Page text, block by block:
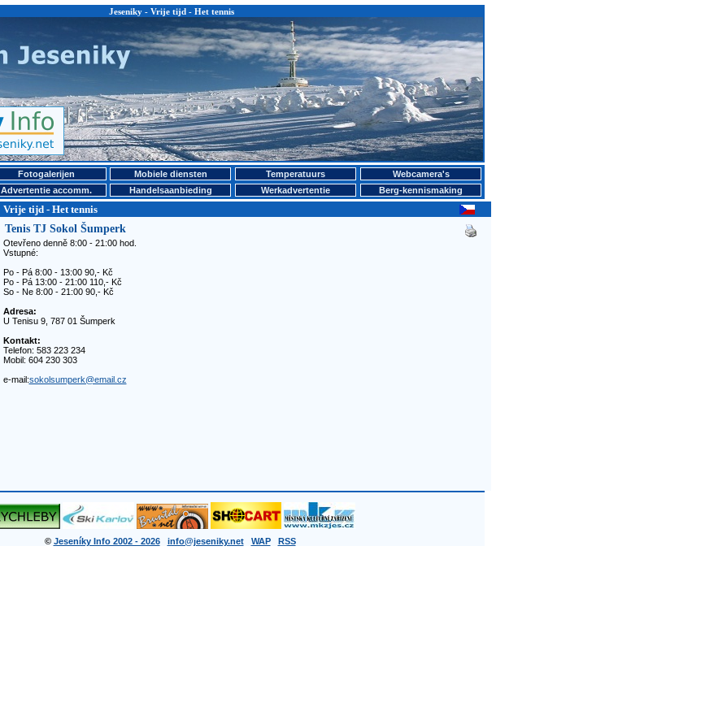
Jeseniky - Vrije tijd - Het tennis
Fotogalerijen Mobiele diensten Temperatuurs
Webcamera's
Advertentie accomm. Handelsaanbieding Werkadvertentie
Berg-kennismaking
Vrije tijd - Het tennis
Tenis TJ Sokol Šumperk
Otevřeno denně 8:00 - 21:00 hod.
Vstupné:
Po - Pá 8:00 - 13:00 90,- Kč
Po - Pá 13:00 - 21:00 110,- Kč
So - Ne 8:00 - 21:00 90,- Kč
Adresa:
U Tenisu 9, 787 01 Šumperk
Kontakt:
Telefon: 583 223 234
Mobil: 604 230 303
e-mail:sokolsumperk@email.cz
© Jeseníky Info 2002 - 2026 info@jeseniky.net WAP RSS